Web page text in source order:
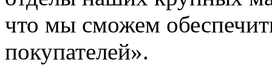
что мы сможем
покупателей».